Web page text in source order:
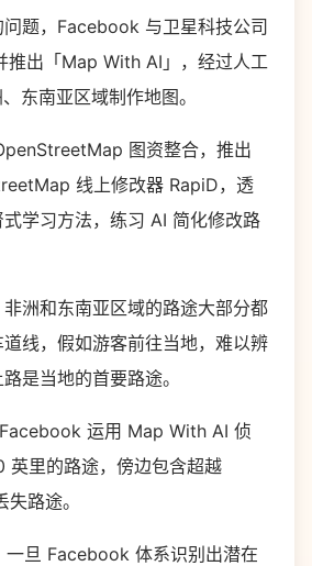
题，Facebook 与卫星科技公司
推出「Map With AI」，经过人工
东南亚区域制作地图。
图资整合，推出
线上修改器 RapiD，透
学习方法，练习 AI 简化修改路
洲和东南亚区域的路途大部分都
线，假如游客前往当地，难以辨
是当地的首要路途。
运用 Map With AI 侦
里的路途，傍边包含超越
路途。
一旦 Facebook 体系识别出潜在